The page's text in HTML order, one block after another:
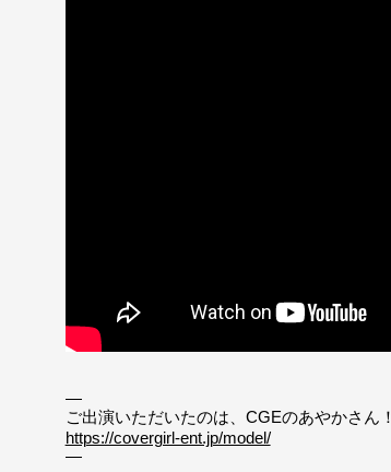
—
ご出演いただいたのは、CGEのあやかさん！
https://covergirl-ent.jp/model/
—